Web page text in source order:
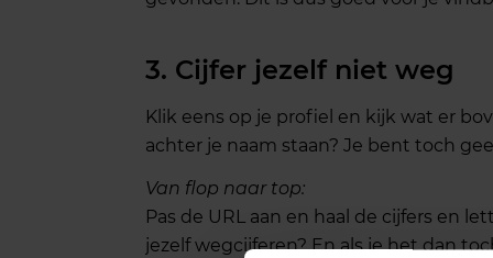
3. Cijfer jezelf niet weg
Klik eens op je profiel en kijk wat er
achter je naam staan? Je bent toch
Van flop naar top:
Pas de URL aan en haal de cijfers en
jezelf wegcijferen? En als je het dan